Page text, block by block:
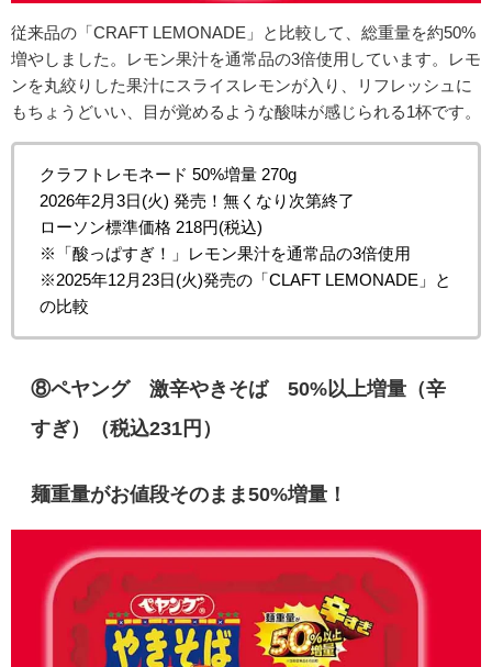
従来品の「CRAFT LEMONADE」と比較して、総重量を約50%
増やしました。レモン果汁を通常品の3倍使用しています。レモ
ンを丸絞りした果汁にスライスレモンが入り、リフレッシュに
もちょうどいい、目が覚めるような酸味が感じられる1杯です。
クラフトレモネード 50%増量 270g
2026年2月3日(火) 発売！無くなり次第終了
ローソン標準価格 218円(税込)
※「酸っぱすぎ！」レモン果汁を通常品の3倍使用
※2025年12月23日(火)発売の「CLAFT LEMONADE」と
の比較
⑧ペヤング 激辛やきそば 50%以上増量（辛
すぎ）
（税込231円）
麺重量がお値段そのまま50%増量！